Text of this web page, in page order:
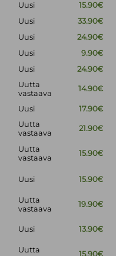
Uusi
15.90€
Uusi
33.90€
Uusi
24.90€
Uusi
9.90€
Uusi 24.90€
Uutta
vastaava
14.90€
Uusi 17.90€
Uutta
vastaava
21.90€
Uutta
vastaava
15.90€
Uusi 15.90€
Uutta
vastaava
19.90€
Uusi 13.90€
Uutta
15.90€